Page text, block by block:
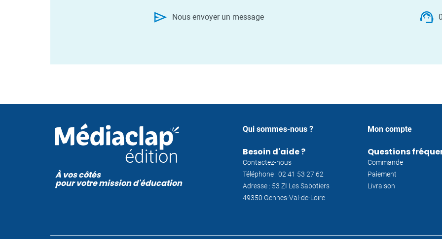
send Nous envoyer un message support_agent
À vos côtés
pour votre mission d'éducation
Qui sommes-nous ? Mon compte
Besoin d'aide ?
Contactez-nous
Téléphone : 02 41 53 27 62
Adresse : 53 ZI Les Sabotiers
49350 Gennes-Val-de-Loire
Questions
Commande
Paiement
Livraison